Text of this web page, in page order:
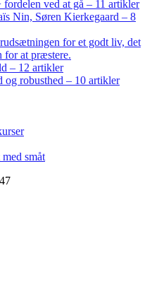
ved at gå – 11 artikler
Nin, Søren Kierkegaard – 8
for et godt liv, det
for at præstere.
– 12 artikler
robusthed – 10 artikler
småt